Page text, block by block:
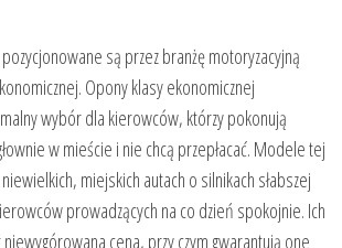
są przez branżę motoryzacyjną
Opony klasy ekonomicznej
wybór dla kierowców, którzy pokonują
w mieście i nie chcą przepłacać. Modele tej
miejskich autach o silnikach słabszej
prowadzących na co dzień spokojnie. Ich
cena, przy czym gwarantują one